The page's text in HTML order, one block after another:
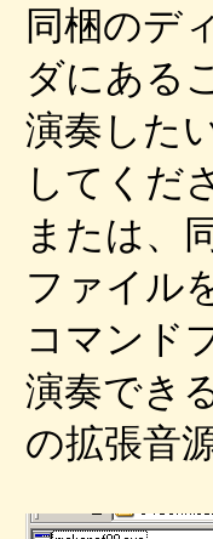
同梱のデ
ダにある
演奏した
してくだ
または、
ファイル
コマンド
演奏でき
の拡張音